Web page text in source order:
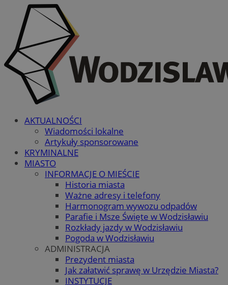
AKTUALNOŚCI
Wiadomości lokalne
Artykuły sponsorowane
KRYMINALNE
MIASTO
INFORMACJE O MIEŚCIE
Historia miasta
Ważne adresy i telefony
Harmonogram wywozu odpadów
Parafie i Msze Święte w Wodzisławiu
Rozkłady jazdy w Wodzisławiu
Pogoda w Wodzisławiu
ADMINISTRACJA
Prezydent miasta
Jak załatwić sprawę w Urzędzie Miasta?
INSTYTUCJE